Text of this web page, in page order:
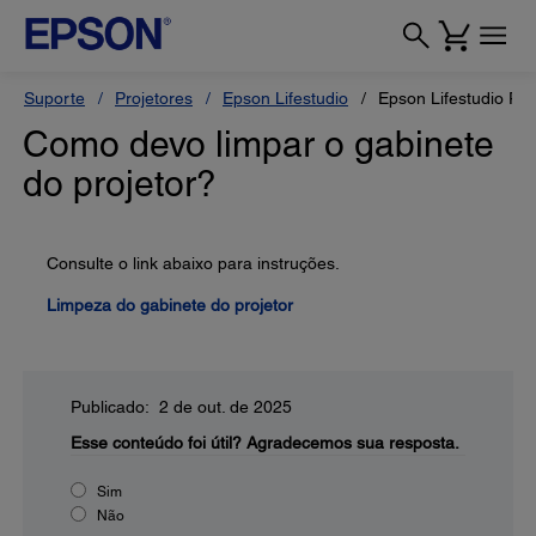
Suporte Projetores Epson Lifestudio Epson Lifestudio
Como devo limpar o gabinete
do projetor?
Consulte o link abaixo para instruções.
Limpeza do gabinete do projetor
Publicado: 2 de out. de 2025
Esse conteúdo foi útil? Agradecemos sua resposta.
Sim
Não